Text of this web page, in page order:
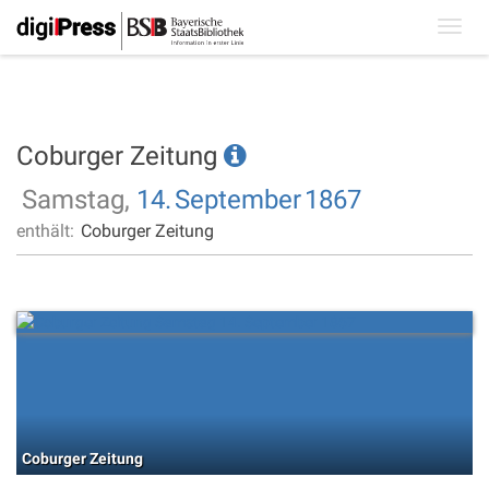
Coburger Zeitung
Samstag, 14.September1867
enthält: Coburger Zeitung
Coburger Zeitung